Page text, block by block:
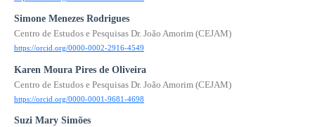
Simone Menezes Rodrigues
Centro de Estudos e Pesquisas Dr. João Amorim (CEJAM)
https://orcid.org/0000-0002-2916-4549
Karen Moura Pires de Oliveira
Centro de Estudos e Pesquisas Dr. João Amorim (CEJAM)
https://orcid.org/0000-0001-9681-4698
Suzi Mary Simões